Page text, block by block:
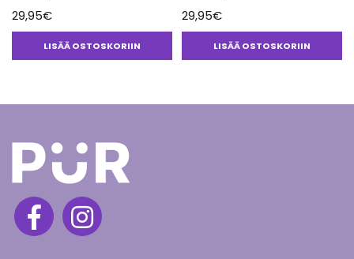
29,95€
LISÄÄ OSTOSKORIIN
29,95€
LISÄÄ OSTOSKORIIN